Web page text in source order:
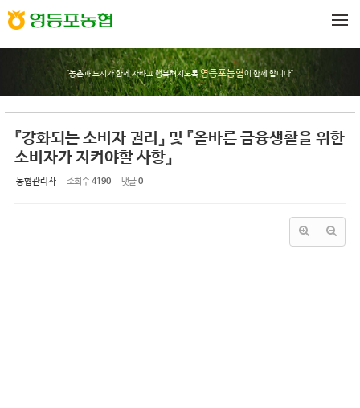
"농촌과 도시가 함께 자라고 행복해지도록영등포농협이 함께 합니다"
『강화되는 소비자 권리』 및 『올바른 금융생활을 위한
소비자가 지켜야할 사항』
농협관리자 조회 수4190 댓글0